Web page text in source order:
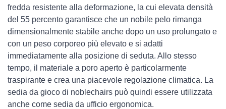
fredda resistente alla deformazione, la cui elevata densità
del 55 percento garantisce che un nobile pelo rimanga
dimensionalmente stabile anche dopo un uso prolungato e
con un peso corporeo più elevato e si adatti
immediatamente alla posizione di seduta. Allo stesso
tempo, il materiale a poro aperto è particolarmente
traspirante e crea una piacevole regolazione climatica. La
sedia da gioco di noblechairs può quindi essere utilizzata
anche come sedia da ufficio ergonomica.